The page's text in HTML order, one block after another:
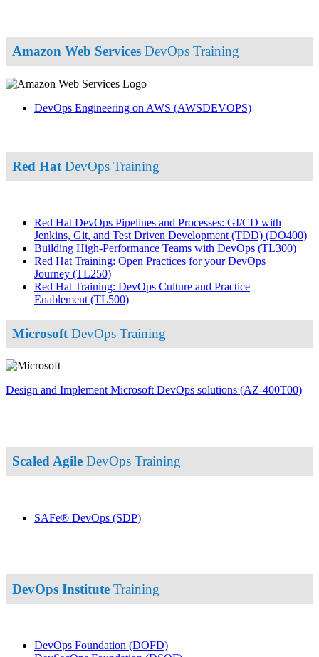
Amazon Web Services DevOps Training
DevOps Engineering on AWS (AWSDEVOPS)
Red Hat DevOps Training
Red Hat DevOps Pipelines and Processes: GI/CD with
Jenkins, Git, and Test Driven Development (TDD) (DO400)
Building High-Performance Teams with DevOps (TL300)
Red Hat Training: Open Practices for your DevOps
Journey (TL250)
Red Hat Training: DevOps Culture and Practice
Enablement (TL500)
Microsoft DevOps Training
Design and Implement Microsoft DevOps solutions (AZ-400T00)
Scaled Agile DevOps Training
SAFe® DevOps (SDP)
DevOps Institute Training
DevOps Foundation (DOFD)